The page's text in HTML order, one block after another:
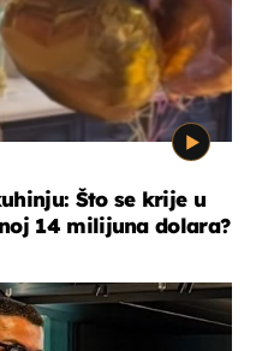
Što se krije u
14 milijuna dolara?